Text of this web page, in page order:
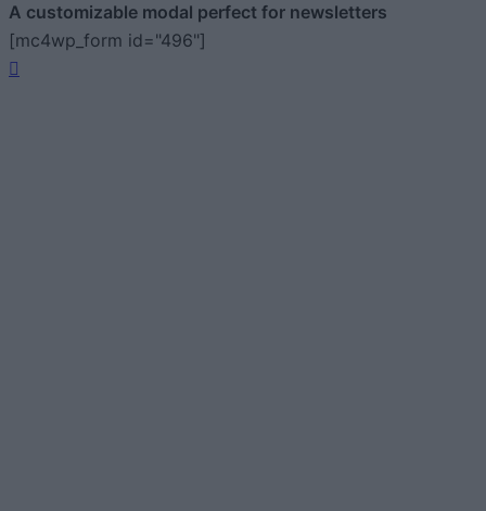
A customizable modal perfect for newsletters
[mc4wp_form id="496"]